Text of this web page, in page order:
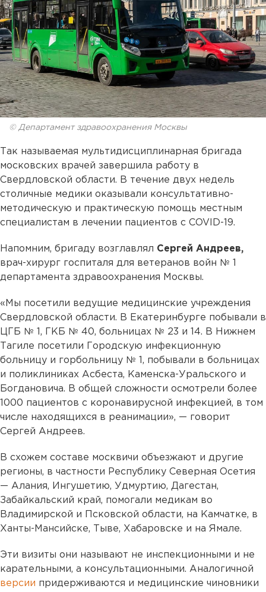
© Департамент здравоохранения Москвы
Так называемая мультидисциплинарная бригада
московских врачей завершила работу в
Свердловской области. В течение двух недель
столичные медики оказывали консультативно-
методическую и практическую помощь местным
специалистам в лечении пациентов с COVID-19.
Напомним, бригаду возглавлял Сергей Андреев,
врач-хирург госпиталя для ветеранов войн № 1
департамента здравоохранения Москвы.
«Мы посетили ведущие медицинские учреждения
Свердловской области. В Екатеринбурге побывали в
ЦГБ № 1, ГКБ № 40, больницах № 23 и 14. В Нижнем
Тагиле посетили Городскую инфекционную
больницу и горбольницу № 1, побывали в больницах
и поликлиниках Асбеста, Каменска-Уральского и
Богдановича. В общей сложности осмотрели более
1000 пациентов с коронавирусной инфекцией, в том
числе находящихся в реанимации», — говорит
Сергей Андреев.
В схожем составе москвичи объезжают и другие
регионы, в частности Республику Северная Осетия
— Алания, Ингушетию, Удмуртию, Дагестан,
Забайкальский край, помогали медикам во
Владимирской и Псковской области, на Камчатке, в
Ханты-Мансийске, Тыве, Хабаровске и на Ямале.
Эти визиты они называют не инспекционными и не
карательными, а консультационными. Аналогичной
версии придерживаются и медицинские чиновники